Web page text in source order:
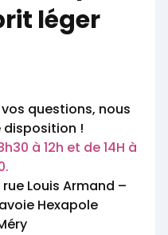
léger
questions, nous
disposition !
à 12h et de 14H à
Louis Armand –
Hexapole